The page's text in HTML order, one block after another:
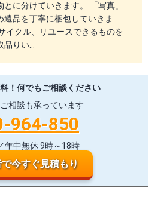
に分けていきます。 「写真」
遺品を丁寧に梱包していきま
イクル、リユースできるものを
りい…
！ 何でもご相談ください
相談も承っています
964-850
年中無休 9時～18時
今すぐ見積もり